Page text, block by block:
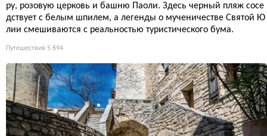
ру, розовую церковь и башню Паоли. Здесь черный пляж сосе
дствует с белым шпилем, а легенды о мученичестве Святой Ю
лии смешиваются с реальностью туристического бума.
Путешествия 5 694